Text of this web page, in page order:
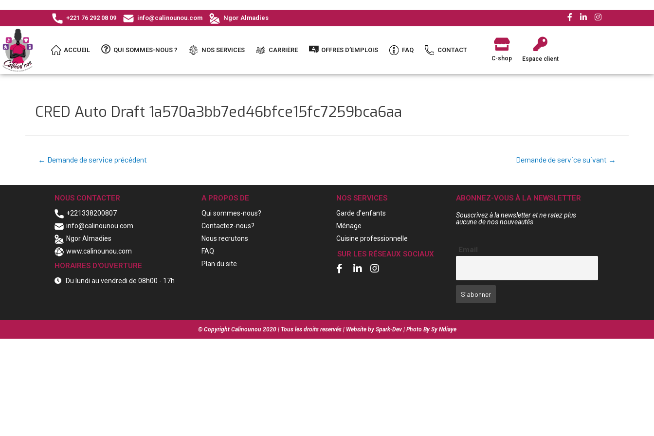
+221 76 292 08 09 info@calinounou.com Ngor Almadies
ACCUEIL QUI SOMMES-NOUS ? NOS SERVICES CARRIÈRE OFFRES D’EMPLOIS FAQ CONTACT
C-shop Espace client
CRED Auto Draft 1a570a3bb7ed46bfce15fc7259bca6aa
← Demande de service précédent Demande de service suivant →
NOUS CONTACTER
+221338200807
info@calinounou.com
Ngor Almadies
www.calinounou.com
HORAIRES D'OUVERTURE
Du lundi au vendredi de 08h00 - 17h
A PROPOS DE
Qui sommes-nous?
Contactez-nous?
Nous recrutons
FAQ
Plan du site
NOS SERVICES
Garde d'enfants
Ménage
Cuisine professionnelle
SUR LES RÉSEAUX SOCIAUX
ABONNEZ-VOUS À LA NEWSLETTER
Souscrivez à la newsletter et ne ratez plus
aucune de nos nouveautés
Email
© Copyright Calinounou 2020 | Tous les droits reservés | Website by Spark-Dev | Photo By Sy Ndiaye